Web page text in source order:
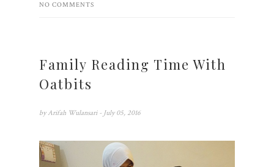
NO COMMENTS
Family Reading Time With
Oatbits
by Arifah Wulansari - July 05, 2016